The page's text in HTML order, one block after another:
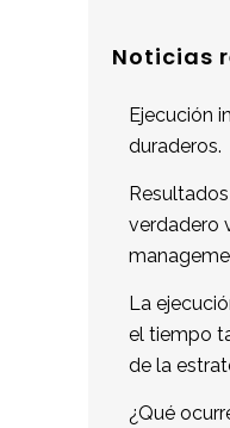
Noticias
Ejecución
duraderos.
verdadero
La
el tiempo
de la
¿Qué